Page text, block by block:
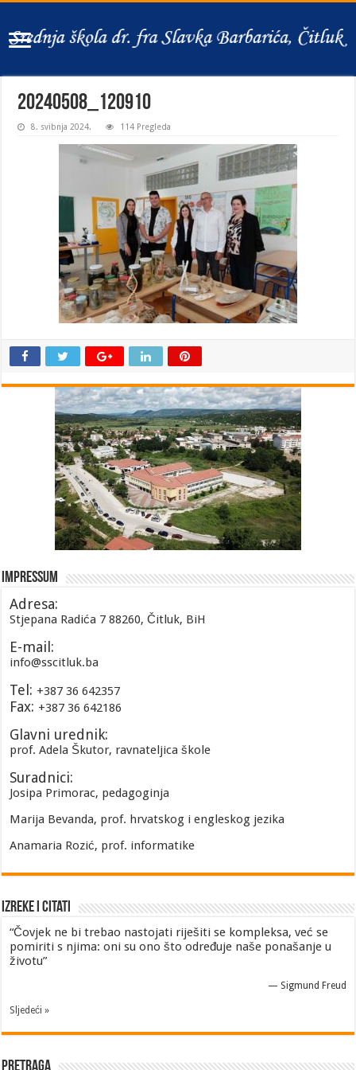
20240508_120910
8. svibnja 2024. 114 Pregleda
Impressum
Adresa:
Stjepana Radića 7 88260, Čitluk, BiH
E-mail:
info@sscitluk.ba
Tel: +387 36 642357
Fax: +387 36 642186
Glavni urednik:
prof. Adela Škutor, ravnateljica škole
Suradnici:
Josipa Primorac, pedagoginja
Marija Bevanda, prof. hrvatskog i engleskog jezika
Anamaria Rozić, prof. informatike
Izreke i Citati
“Čovjek ne bi trebao nastojati riješiti se kompleksa, već se
pomiriti s njima: oni su ono što određuje naše ponašanje u
životu”
— Sigmund Freud
Sljedeći »